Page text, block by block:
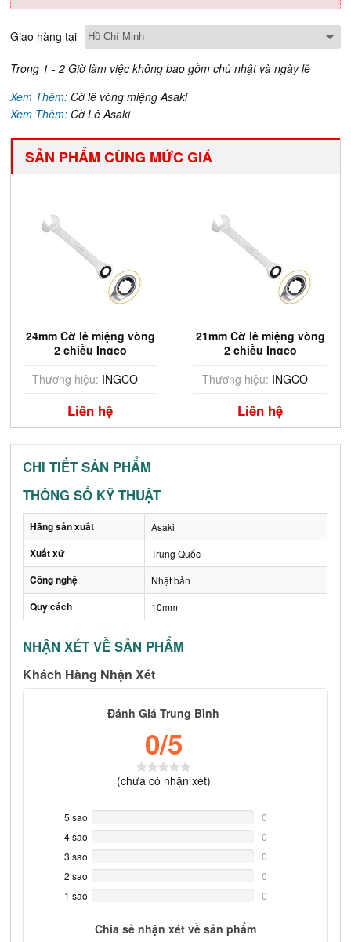
Giao hàng tại
Trong 1 - 2 Giờ làm việc không bao gồm chủ nhật và ngày lễ
Xem Thêm: Cờ lê vòng miệng Asaki
Xem Thêm: Cờ Lê Asaki
SẢN PHẨM CÙNG MỨC GIÁ
24mm Cờ lê miệng vòng
2 chiều Ingco
Thương hiệu: INGCO
Liên hệ
21mm Cờ lê miệng vòng
2 chiều Ingco
Thương hiệu: INGCO
Liên hệ
CHI TIẾT SẢN PHẨM
THÔNG SỐ KỸ THUẬT
Hãng sản xuất Asaki
Xuất xứ Trung Quốc
Công nghệ Nhật bản
Quy cách 10mm
NHẬN XÉT VỀ SẢN PHẨM
Khách Hàng Nhận Xét
Đánh Giá Trung Bình
0/5
(chưa có nhận xét)
5 sao
Complete
0
4 sao
Complete
0
3 sao
Complete
0
2 sao
Complete
0
1 sao
0
Chia sẻ nhận xét về sản phẩm